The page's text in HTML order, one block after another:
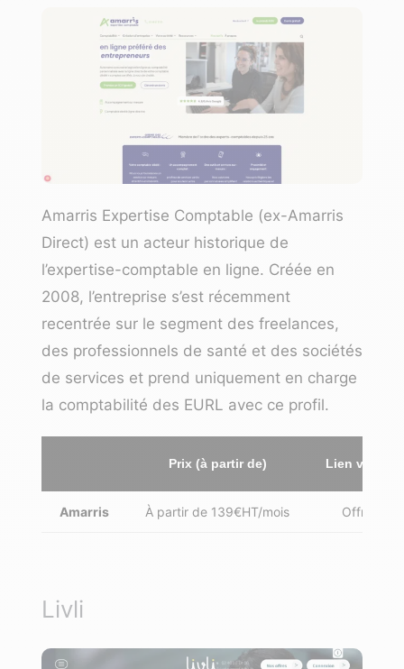
Amarris Expertise Comptable (ex-Amarris
Direct) est un acteur historique de
l’expertise-comptable en ligne. Créée en
2008, l’entreprise s’est récemment
recentrée sur le segment des freelances,
des professionnels de santé et des sociétés
de services et prend uniquement en charge
la comptabilité des EURL avec ce profil.
Prix (à partir de) Lien vers le
Amarris À partir de 139€HT/mois Offre
Livli